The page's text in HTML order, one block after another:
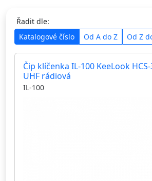
Řadit dle:
Katalogové číslo
Od A do Z Od Z
Čip klíčenka IL-100 KeeLook
UHF rádiová
IL-100